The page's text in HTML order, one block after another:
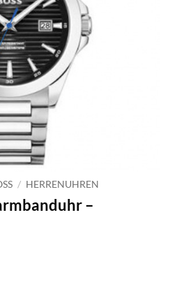
/ HERRENUHREN
–